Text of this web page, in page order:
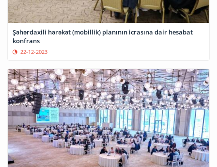
Şəhərdaxili hərəkət (mobillik) planının icrasına dair hesabat
konfrans
22-12-2023